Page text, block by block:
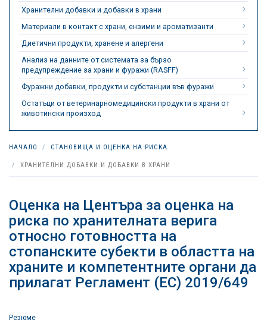
Хранителни добавки и добавки в храни
Материали в контакт с храни, ензими и ароматизанти
Диетични продукти, хранене и алергени
Анализ на данните от системата за бързо
предупреждение за храни и фуражи (RASFF)
Фуражни добавки, продукти и субстанции във фуражи
Остатъци от ветеринарномедицински продукти в храни от
животински произход
НАЧАЛО СТАНОВИЩА И ОЦЕНКА НА РИСКА
ХРАНИТЕЛНИ ДОБАВКИ И ДОБАВКИ В ХРАНИ
Оценка на Центъра за оценка на
риска по хранителната верига
относно готовността на
стопанските субекти в областта на
храните и компетентните органи да
прилагат Регламент (ЕС) 2019/649
Резюме